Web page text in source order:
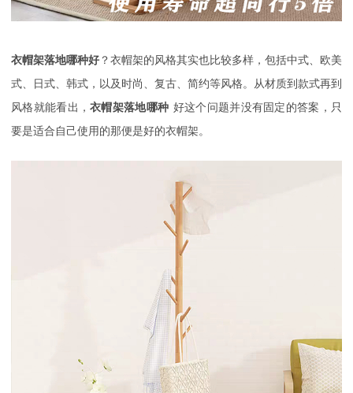
衣帽架落地哪种好 ？衣帽架的风格其实也比较多样，包括中式、欧美
式、日式、韩式，以及时尚、复古、简约等风格。从材质到款式再到
风格就能看出，衣帽架落地哪种 好这个问题并没有固定的答案，只
要是适合自己使用的那便是好的衣帽架。